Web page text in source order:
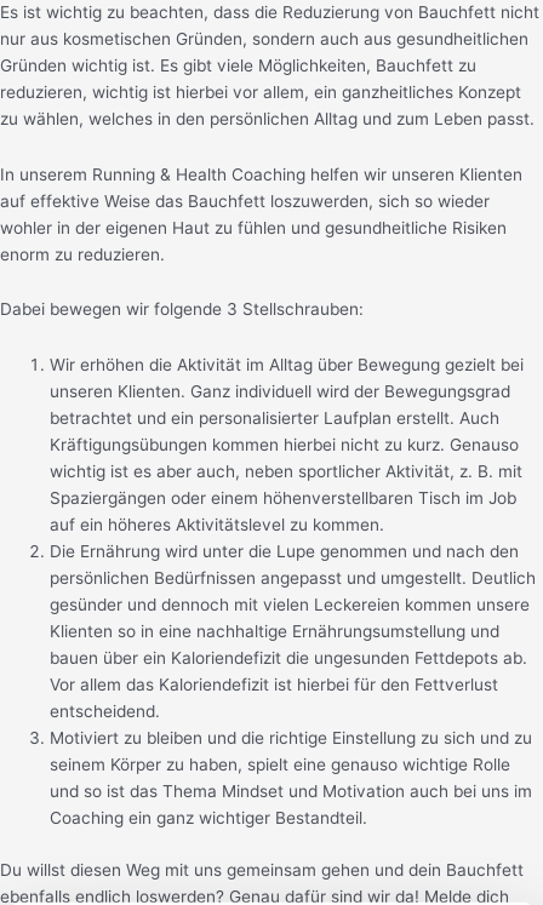
Es ist wichtig zu beachten, dass die Reduzierung von Bauchfett nicht
nur aus kosmetischen Gründen, sondern auch aus gesundheitlichen
Gründen wichtig ist. Es gibt viele Möglichkeiten, Bauchfett zu
reduzieren, wichtig ist hierbei vor allem, ein ganzheitliches Konzept
zu wählen, welches in den persönlichen Alltag und zum Leben passt.
In unserem Running & Health Coaching helfen wir unseren Klienten
auf effektive Weise das Bauchfett loszuwerden, sich so wieder
wohler in der eigenen Haut zu fühlen und gesundheitliche Risiken
enorm zu reduzieren.
Dabei bewegen wir folgende 3 Stellschrauben:
Wir erhöhen die Aktivität im Alltag über Bewegung gezielt bei
unseren Klienten. Ganz individuell wird der Bewegungsgrad
betrachtet und ein personalisierter Laufplan erstellt. Auch
Kräftigungsübungen kommen hierbei nicht zu kurz. Genauso
wichtig ist es aber auch, neben sportlicher Aktivität, z. B. mit
Spaziergängen oder einem höhenverstellbaren Tisch im Job
auf ein höheres Aktivitätslevel zu kommen.
Die Ernährung wird unter die Lupe genommen und nach den
persönlichen Bedürfnissen angepasst und umgestellt. Deutlich
gesünder und dennoch mit vielen Leckereien kommen unsere
Klienten so in eine nachhaltige Ernährungsumstellung und
bauen über ein Kaloriendefizit die ungesunden Fettdepots ab.
Vor allem das Kaloriendefizit ist hierbei für den Fettverlust
entscheidend.
Motiviert zu bleiben und die richtige Einstellung zu sich und zu
seinem Körper zu haben, spielt eine genauso wichtige Rolle
und so ist das Thema Mindset und Motivation auch bei uns im
Coaching ein ganz wichtiger Bestandteil.
Du willst diesen Weg mit uns gemeinsam gehen und dein Bauchfett
ebenfalls endlich loswerden? Genau dafür sind wir da! Melde dich